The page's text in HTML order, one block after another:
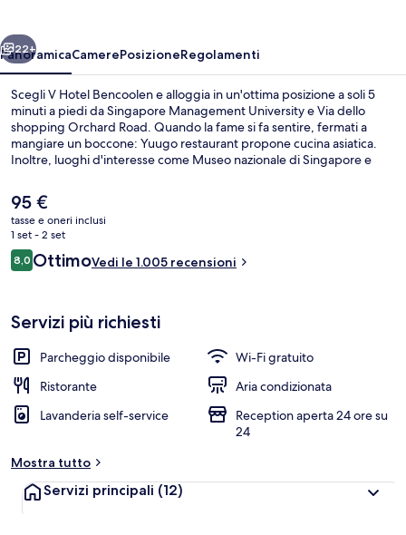
Avanti
22+
PanoramicaCamerePosizioneRegolamenti
Scegli V Hotel Bencoolen e alloggia in un'ottima posizione a soli 5
minuti a piedi da Singapore Management University e Via dello
shopping Orchard Road. Quando la fame si fa sentire, fermati a
mangiare un boccone: Yuugo restaurant propone cucina asiatica.
Inoltre, luoghi d'interesse come Museo nazionale di Singapore e
gentile e la posizione invidiabile sono caratteristiche apprezzate
dalle recensioni degli ospiti. La struttura è una comoda base per
spostarsi con i mezzi pubblici: Stazione di Bencoolen si trova a 2 min
a piedi e Stazione di Bras Basah a 5.
Il
prezzo
attuale
è
95 €
95 €
tasse e oneri inclusi
1 set - 2 set
Recensioni
8,08,0 su 10
OttimoVedi le 1.005 recensioni
Servizi più richiesti
Parcheggio disponibile
Wi-Fi gratuito
Ristorante
Aria condizionata
Lavanderia self-service
Reception aperta 24 ore su
24
Mostra tutto
Servizi principali (12)